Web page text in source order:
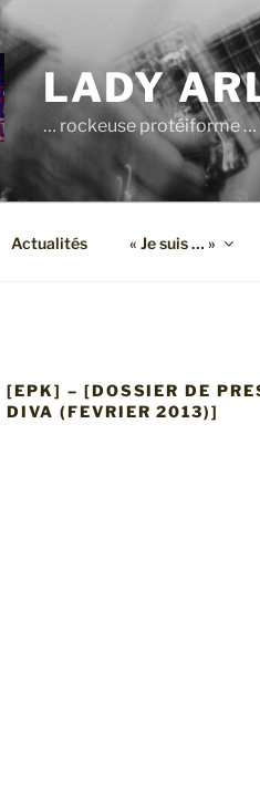
LADY
… rockeuse protéiforme …
Actualités « Je suis … »
[EPK] – [DOSSIER DE
DIVA (FEVRIER 2013)]